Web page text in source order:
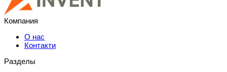
Компания
О нас
Контакти
Разделы